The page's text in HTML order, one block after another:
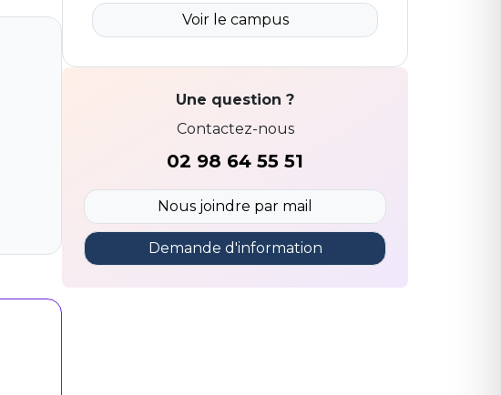
Voir le campus
Une question ?
Contactez-nous
02 98 64 55 51
Nous joindre par mail
Demande d'information